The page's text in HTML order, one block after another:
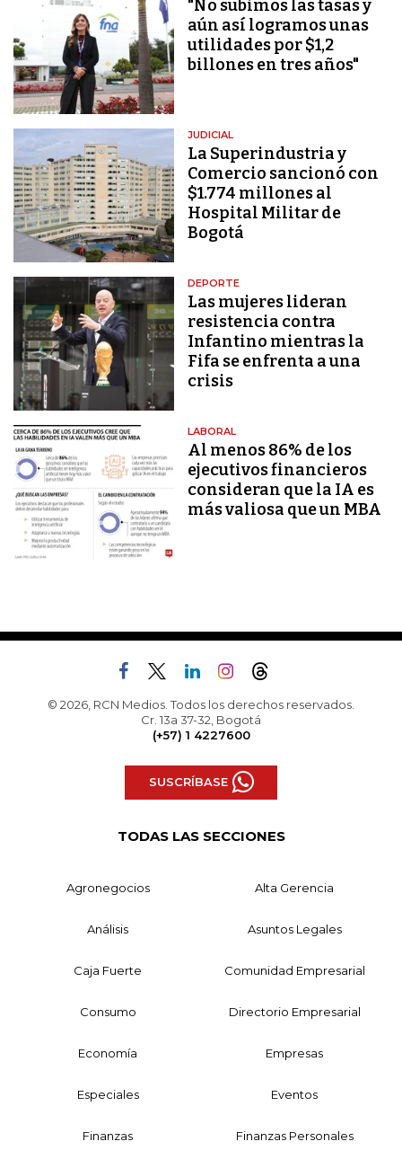
"No subimos las tasas y
aún así logramos unas
utilidades por $1,2
billones en tres años"
JUDICIAL
La Superindustria y
Comercio sancionó con
$1.774 millones al
Hospital Militar de
Bogotá
DEPORTE
Las mujeres lideran
resistencia contra
Infantino mientras la
Fifa se enfrenta a una
crisis
LABORAL
Al menos 86% de los
ejecutivos financieros
consideran que la IA es
más valiosa que un MBA
© 2026, RCN Medios. Todos los derechos reservados.
Cr. 13a 37-32, Bogotá
(+57) 1 4227600
SUSCRÍBASE
TODAS LAS SECCIONES
Agronegocios Alta Gerencia
Análisis Asuntos Legales
Caja Fuerte Comunidad Empresarial
Consumo Directorio Empresarial
Economía Empresas
Especiales Eventos
Finanzas Finanzas Personales